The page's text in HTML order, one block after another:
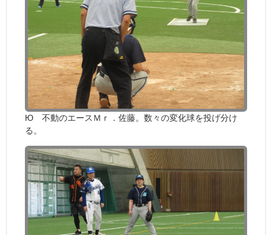
Ю 不動のエースＭｒ．佐藤。数々の変化球を投げ分け
る。